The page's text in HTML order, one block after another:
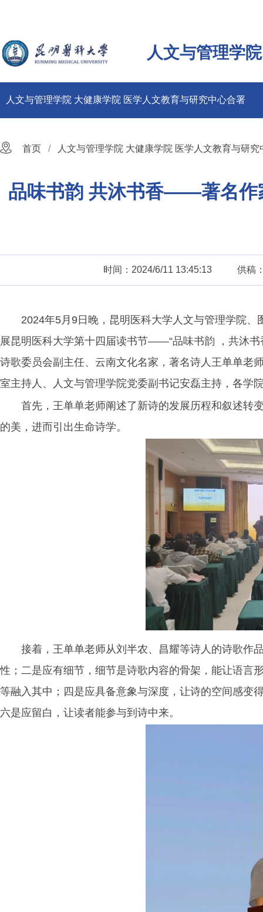
人文与管理学
人文与管理学院 大健康学院 医学人文教育与研究中心合署
首页 人文与管理学院 大健康学院 医学人文教育与研究
品味书韵 共沐书香——著名作
时间：2024/6/11 13:45:13 供稿
2024年5月9日晚，昆明医科大学人文与管理学院
展昆明医科大学第十四届读书节——“品味书韵 ，共沐
诗歌委员会副主任、云南文化名家，著名诗人王单单老
室主持人、人文与管理学院党委副书记安磊主持，各学
首先，王单单老师阐述了新诗的发展历程和叙述转
的美，进而引出生命诗学。
接着，王单单老师从刘半农、昌耀等诗人的诗歌作
性；二是应有细节，细节是诗歌内容的骨架，能让语言
等融入其中；四是应具备意象与深度，让诗的空间感变
六是应留白，让读者能参与到诗中来。